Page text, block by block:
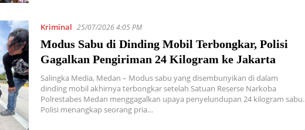
Kriminal 25/07/2026 4:05 PM
Modus Sabu di Dinding Mobil Terbongkar, Polisi
Gagalkan Pengiriman 24 Kilogram ke Jakarta
Salingka Media, Medan – Modus sabu yang disembunyikan di dalam
dinding mobil akhirnya terbongkar setelah Satuan Reserse Narkoba
Polrestabes Medan menggagalkan upaya penyelundupan 24 kilogram sabu.
Polisi menangkap seorang pria…